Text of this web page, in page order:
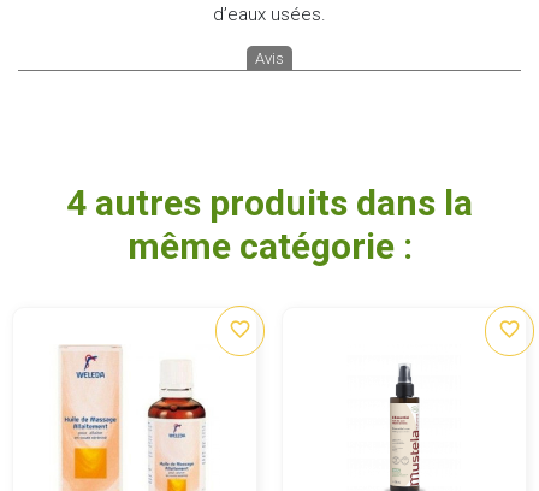
d’eaux usées.
Avis
4 autres produits dans la
même catégorie :
favorite_border favorite_border